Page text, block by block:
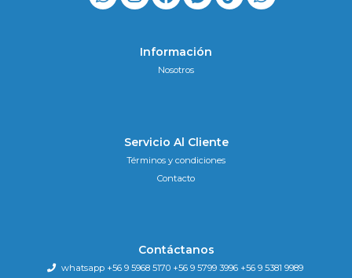
Información
Nosotros
Servicio Al Cliente
Términos y condiciones
Contacto
Contáctanos
whatsapp +56 9 5968 5170 +56 9 5799 3996 +56 9 5381 9989